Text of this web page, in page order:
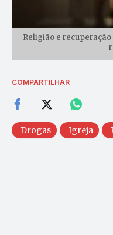
Religião e
COMPARTILHAR
Drogas Igreja